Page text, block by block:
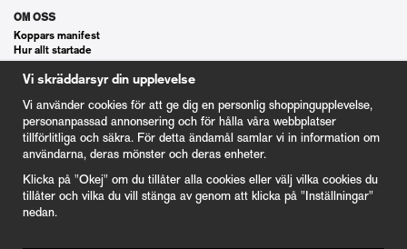
OM OSS
Koppars manifest
Hur allt startade
Våra gästspel
Kontakt
Cookie Inställningar
Våra Gåvokort
Våra villkor
100% nöjd kund garanti
Vi skräddarsyr din upplevelse
Vi använder cookies för att ge dig en personlig shoppingupplevelse,
personanpassad annonsering och för hålla våra webbplatser
tillförlitliga och säkra. För detta ändamål samlar vi in information om
användarna, deras mönster och deras enheter.
Klicka på "Okej" om du tillåter alla cookies eller välj vilka cookies du
tillåter och vilka du vill stänga av genom att klicka på "Inställningar"
nedan.